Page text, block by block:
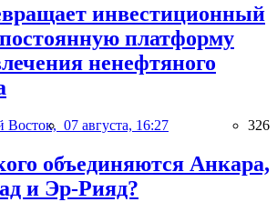
инвестиционный
платформу
ненефтяного
Восток, 07 августа, 16:27 326
объединяются Анкара,
и Эр-Рияд?